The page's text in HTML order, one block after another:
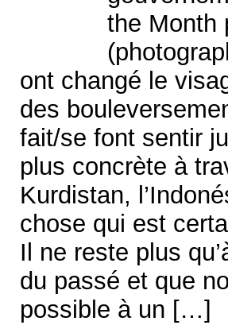
the Month
ont changé le
des
fait/se font sentir
plus concrète à
Kurdistan,
chose qui est
Il ne reste plus
du passé et que
possible à un […]